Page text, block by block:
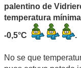
palentino de
temperatura
-0,5°C .
No se que